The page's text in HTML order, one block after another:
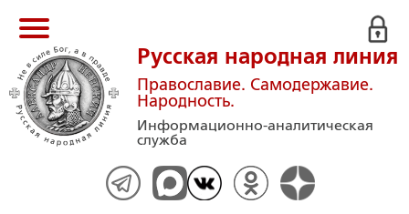
Русская народная линия
Православие. Самодержавие.
Народность.
Информационно-аналитическая
служба